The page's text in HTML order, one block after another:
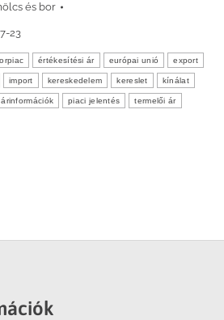
és bor
23
értékesítési ár európai unió export
import kereskedelem kereslet kínálat
piaci jelentés termelői ár